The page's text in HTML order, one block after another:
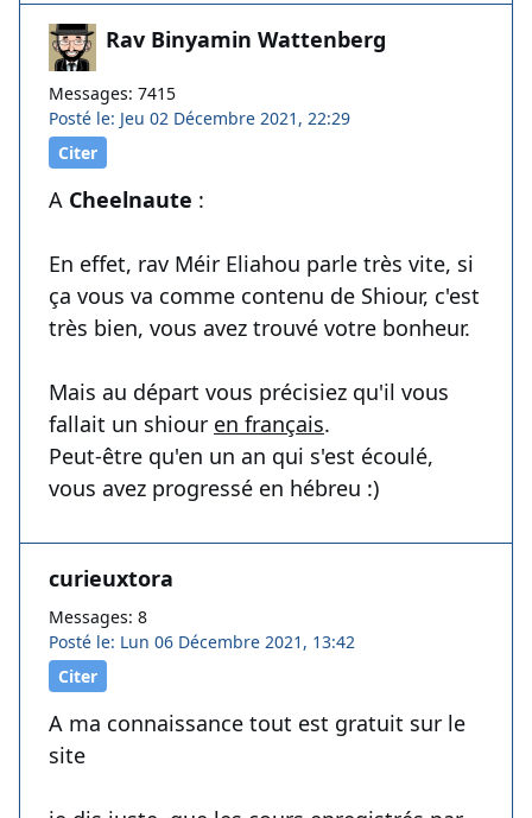
Rav Binyamin Wattenberg
Messages: 7415
Posté le: Jeu 02 Décembre 2021, 22:29
Citer
A Cheelnaute :
En effet, rav Méir Eliahou parle très vite, si
ça vous va comme contenu de Shiour, c'est
très bien, vous avez trouvé votre bonheur.
Mais au départ vous précisiez qu'il vous
fallait un shiour en français.
Peut-être qu'en un an qui s'est écoulé,
vous avez progressé en hébreu :)
curieuxtora
Messages: 8
Posté le: Lun 06 Décembre 2021, 13:42
Citer
A ma connaissance tout est gratuit sur le
site